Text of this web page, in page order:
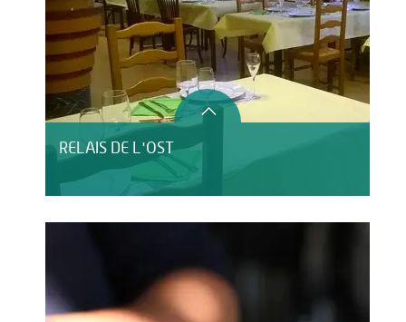
RELAIS DE L'OST